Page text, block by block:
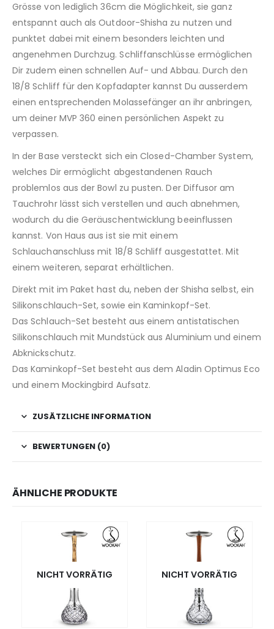
Grösse von lediglich 36cm die Möglichkeit, sie ganz
entspannt auch als Outdoor-Shisha zu nutzen und
punktet dabei mit einem besonders leichten und
angenehmen Durchzug. Schliffanschlüsse ermöglichen
Dir zudem einen schnellen Auf- und Abbau. Durch den
18/8 Schliff für den Kopfadapter kannst Du ausserdem
einen entsprechenden Molassefänger an ihr anbringen,
um deiner MVP 360 einen persönlichen Aspekt zu
verpassen.
In der Base versteckt sich ein Closed-Chamber System,
welches Dir ermöglicht abgestandenen Rauch
problemlos aus der Bowl zu pusten. Der Diffusor am
Tauchrohr lässt sich verstellen und auch abnehmen,
wodurch du die Geräuschentwicklung beeinflussen
kannst. Von Haus aus ist sie mit einem
Schlauchanschluss mit 18/8 Schliff ausgestattet. Mit
einem weiteren, separat erhältlichen.
Direkt mit im Paket hast du, neben der Shisha selbst, ein
Silikonschlauch-Set, sowie ein Kaminkopf-Set.
Das Schlauch-Set besteht aus einem antistatischen
Silikonschlauch mit Mundstück aus Aluminium und einem
Abknickschutz.
Das Kaminkopf-Set besteht aus dem Aladin Optimus Eco
und einem Mockingbird Aufsatz.
ZUSÄTZLICHE INFORMATION
BEWERTUNGEN (0)
ÄHNLICHE PRODUKTE
NICHT VORRÄTIG NICHT VORRÄTIG